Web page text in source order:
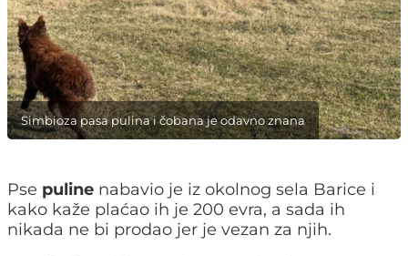
Simbioza pasa pulina i čobana je odavno znana
Pse puline nabavio je iz okolnog sela Barice i
kako kaže plaćao ih je 200 evra, a sada ih
nikada ne bi prodao jer je vezan za njih.